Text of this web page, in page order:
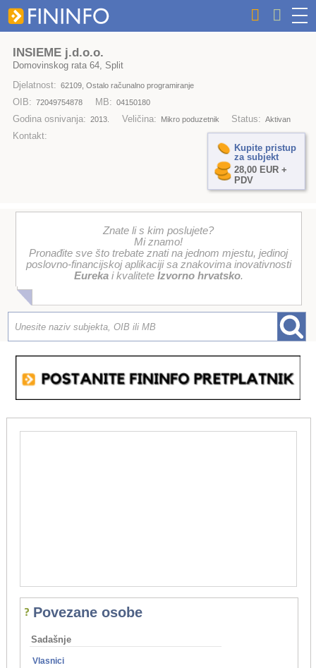
INSIEME j.d.o.o.
Domovinskog rata 64, Split
Djelatnost: 62109, Ostalo računalno programiranje
OIB: 72049754878 MB: 04150180
Godina osnivanja: 2013. Veličina: Mikro poduzetnik Status: Aktivan
Kontakt:
Kupite pristup
za subjekt
28,00 EUR +
PDV
Znate li s kim poslujete?
Mi znamo!
Pronađite sve što trebate znati na jednom mjestu, jedinoj
poslovno-financijskoj aplikaciji sa znakovima inovativnosti
Eurekai kvalitete Izvorno hrvatsko.
Povezane osobe
Sadašnje
Vlasnici